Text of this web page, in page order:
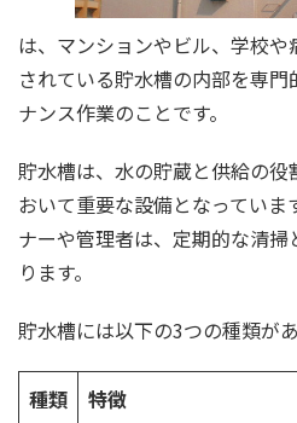
は、マンションやビル、学校
されている貯水槽の内部を専
ナンス作業のことです。
貯水槽は、水の貯蔵と供給の
おいて重要な設備となっていま
ナーや管理者は、定期的な清
ります。
貯水槽には以下の3つの種類があ
種類 特徴